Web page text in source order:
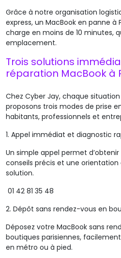
Grâce à notre organisation
express, un MacBook en panne à
charge en moins de 10 minutes,
emplacement.
Trois solutions
réparation MacBook à
Chez Cyber Jay, chaque
proposons trois modes de prise
habitants, professionnels et
1. Appel immédiat et diagnostic
Un simple appel permet
conseils précis et une orientation
solution.
01 42 81 35 48
2. Dépôt sans rendez-vous en
Déposez votre MacBook sans
boutiques parisiennes, facilement
en métro ou à pied.